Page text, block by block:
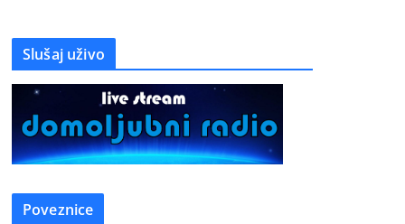
Slušaj uživo
Poveznice